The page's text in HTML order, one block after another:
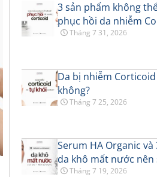
3 sản phẩm không
phục hồi da nhiễm
Tháng 7 31, 2026
Da bị nhiễm
không?
Tháng 7 25, 2026
Serum HA Organic và
da khô mất nước
Tháng 7 19, 2026